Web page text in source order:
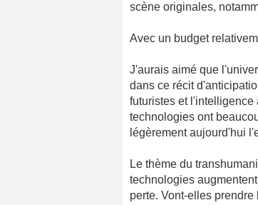
scène originales,
Avec un budget
J'aurais aimé que
dans ce récit
futuristes et
technologies ont
légèrement aujourd'hui
Le thème du
technologies
perte. Vont-elles prendre